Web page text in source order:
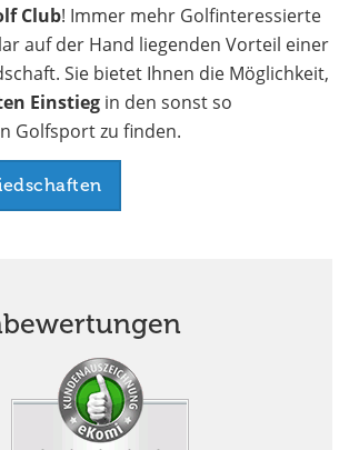
Club! Immer mehr Golfinteressierte
auf der Hand liegenden Vorteil einer
Sie bietet Ihnen die Möglichkeit,
Einstieg in den sonst so
Golfsport zu finden.